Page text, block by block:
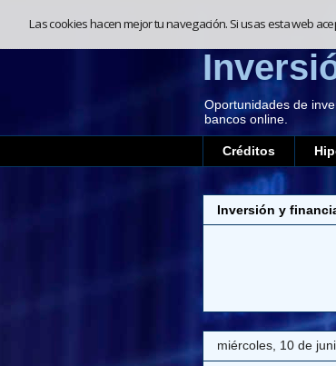
Las cookies hacen mejor tu navegación. Si usas esta web
Oportunidades de
bancos online.
Créditos
Inversión y
miércoles, 10 de